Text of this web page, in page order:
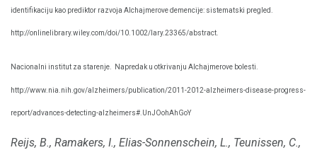
identifikaciju kao prediktor razvoja Alchajmerove demencije: sistematski pregled.
http://onlinelibrary.wiley.com/doi/10.1002/lary.23365/abstract.
Nacionalni institut za starenje. Napredak u otkrivanju Alchajmerove bolesti.
http://www.nia.nih.gov/alzheimers/publication/2011-2012-alzheimers-disease-progress-
report/advances-detecting-alzheimers#.UnJOohAhGoY
Reijs, B., Ramakers, I., Elias-Sonnenschein, L., Teunissen, C.,